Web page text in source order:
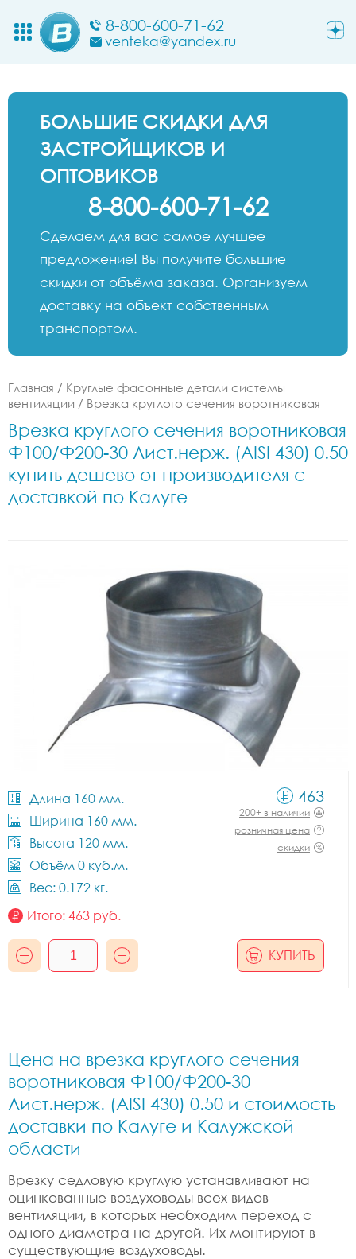
8-800-600-71-62
venteka@yandex.ru
БОЛЬШИЕ СКИДКИ ДЛЯ
ЗАСТРОЙЩИКОВ И
ОПТОВИКОВ
8-800-600-71-62
Сделаем для вас самое лучшее
предложение! Вы получите большие
скидки от объёма заказа. Организуем
доставку на объект собственным
транспортом.
Главная / Круглые фасонные детали системы
вентиляции / Врезка круглого сечения воротниковая
Врезка круглого сечения воротниковая
Ф100/Ф200-30 Лист.нерж. (AISI 430) 0.50
купить дешево от производителя с
доставкой по Калуге
Длина 160 мм.
Ширина 160 мм.
Высота 120 мм.
Объём 0 куб.м.
Вес: 0.172 кг.
463
200+ в наличии
розничная цена
скидки
Итого: 463 руб.
КУПИТЬ
Цена на врезка круглого сечения
воротниковая Ф100/Ф200-30
Лист.нерж. (AISI 430) 0.50 и стоимость
доставки по Калуге и Калужской
области
Врезку седловую круглую устанавливают на
оцинкованные воздуховоды всех видов
вентиляции, в которых необходим переход с
одного диаметра на другой. Их монтируют в
существующие воздуховоды.